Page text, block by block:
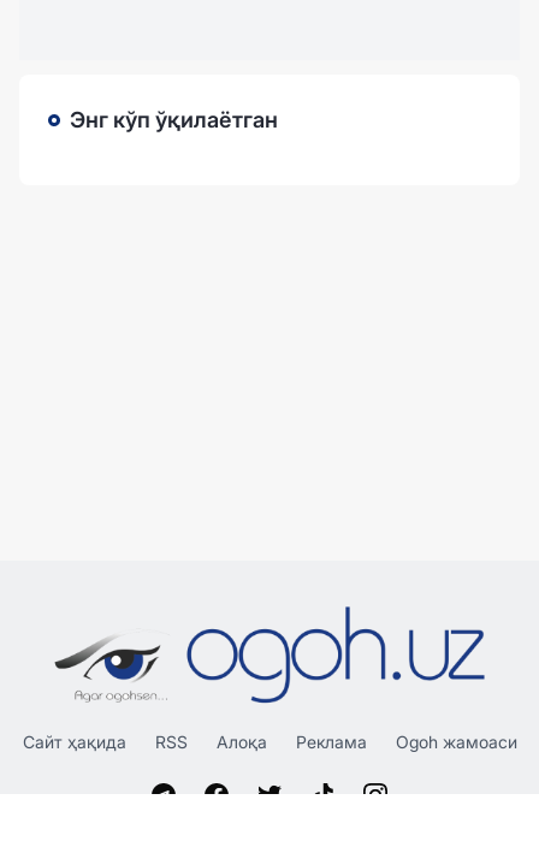
Энг кўп ўқилаётган
Сайт ҳақида RSS Алоқа Реклама Ogoh жамоаси